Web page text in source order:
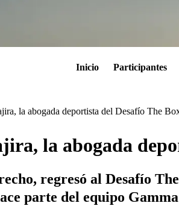
Inicio Participantes
la abogada deportista del Desafío The
la abogada
regresó al Desafío
parte del equipo